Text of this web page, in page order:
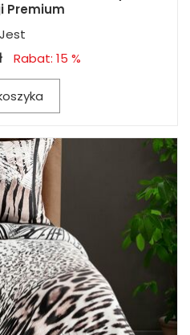
Premium
Jest
Rabat: 15 %